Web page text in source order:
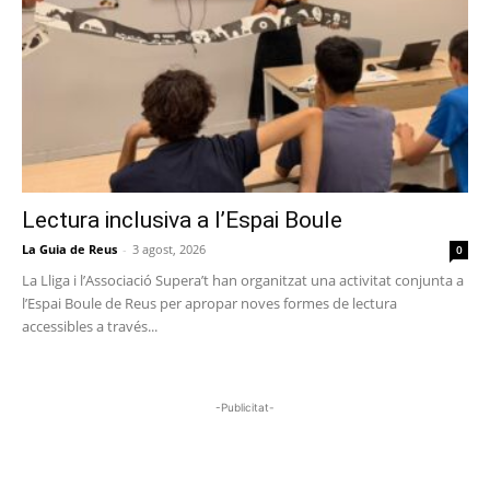
Lectura inclusiva a l’Espai Boule
La Guia de Reus - 3 agost, 2026 0
La Lliga i l’Associació Supera’t han organitzat una activitat conjunta a
l’Espai Boule de Reus per apropar noves formes de lectura
accessibles a través...
-Publicitat-